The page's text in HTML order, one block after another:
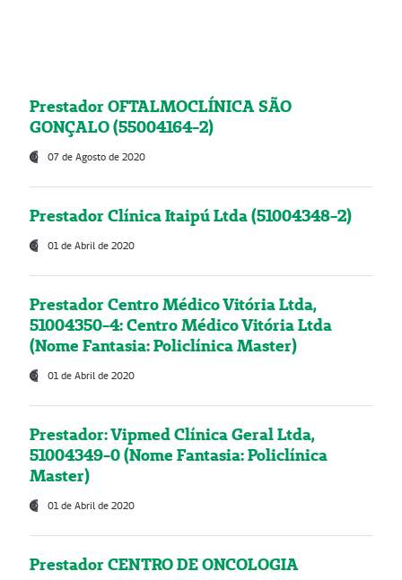
Prestador OFTALMOCLÍNICA SÃO
GONÇALO (55004164-2)
07 de Agosto de 2020
Prestador Clínica Itaipú Ltda (51004348-2)
01 de Abril de 2020
Prestador Centro Médico Vitória Ltda,
51004350-4: Centro Médico Vitória Ltda
(Nome Fantasia: Policlínica Master)
01 de Abril de 2020
Prestador: Vipmed Clínica Geral Ltda,
51004349-0 (Nome Fantasia: Policlínica
Master)
01 de Abril de 2020
Prestador CENTRO DE ONCOLOGIA